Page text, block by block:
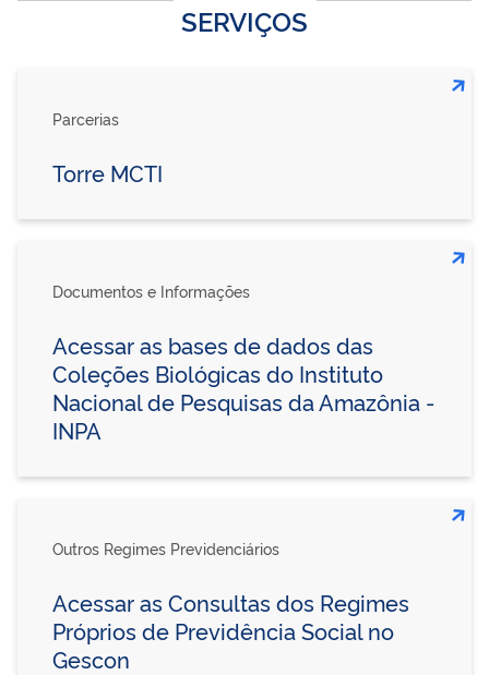
SERVIÇOS
Parcerias
Torre MCTI
Documentos e Informações
Acessar as bases de dados das
Coleções Biológicas do Instituto
Nacional de Pesquisas da Amazônia -
INPA
Outros Regimes Previdenciários
Acessar as Consultas dos Regimes
Próprios de Previdência Social no
Gescon